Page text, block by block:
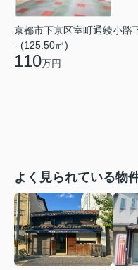
京都市下京区室町通綾小路
- (125.50㎡)
110万円
よく見られている物